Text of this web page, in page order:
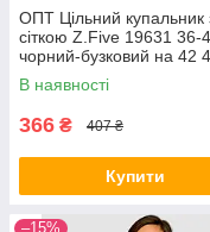
ОПТ Цільний купальник
сіткою Z.Five 19631 36-
чорний-бузковий на 42
48 укр розмір
В наявності
366 ₴ 407 ₴
Купити
–15%